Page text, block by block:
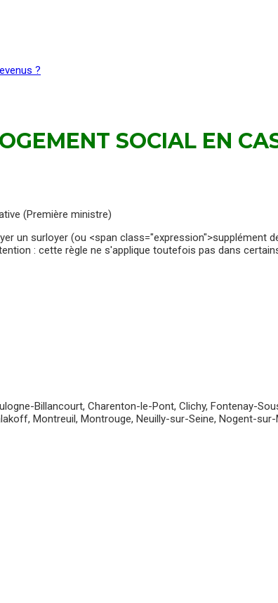
?
SOCIAL EN
(Première ministre)
un surloyer (ou <span class="expression">supplément
: cette règle ne s'applique toutefois pas dans
Billancourt, Charenton-le-Pont, Clichy, Fontenay-
Montreuil, Montrouge, Neuilly-sur-Seine, Nogent-